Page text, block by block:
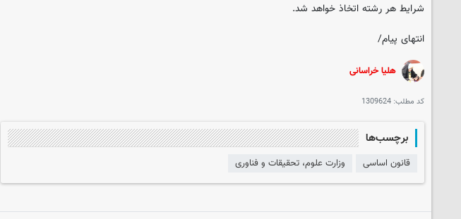
شرایط هر رشته اتخاذ خواهد شد.
انتهای پیام/
هلیا خراسانی
کد مطلب: 1309624
برچسب‌ها
قانون اساسی وزارت علوم، تحقیقات و فناوری